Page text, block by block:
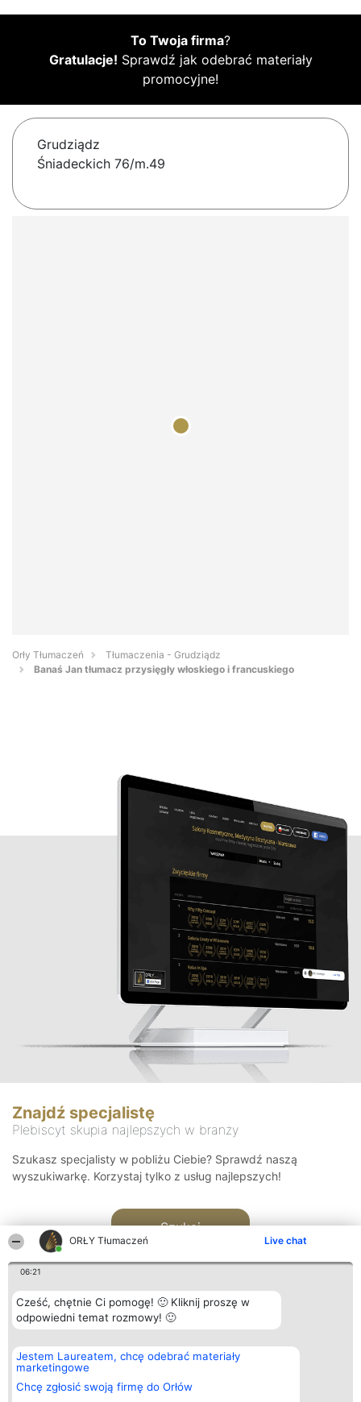
ORŁY Tłumaczeń Live chat
06:21
Cześć, chętnie Ci pomogę! 🙂 Kliknij proszę w
odpowiedni temat rozmowy! 🙂
Jestem Laureatem, chcę odebrać materiały
marketingowe
Chcę zgłosić swoją firmę do Orłów
To Twoja firma?
Gratulacje! Sprawdź jak odebrać materiały
promocyjne!
Grudziądz
Śniadeckich 76/m.49
Orły Tłumaczeń
Tłumaczenia - Grudziądz
Banaś Jan tłumacz przysięgły włoskiego i francuskiego
Znajdź specjalistę
Plebiscyt skupia najlepszych w branży
Szukasz specjalisty w pobliżu Ciebie? Sprawdź naszą
wyszukiwarkę. Korzystaj tylko z usług najlepszych!
Szukaj
Organizator plebiscytu
Bright Side Solutions sp. z o.
o. sp. k.
ul. Ruska 22
Wrocław 50-079
Plebiscyt
Laureaci
wszystkich
Laureatów
Kontakt
Kontakt